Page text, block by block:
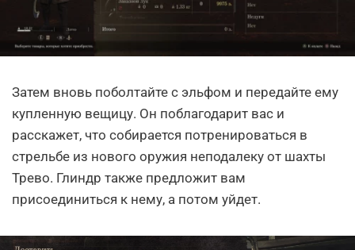
Затем вновь поболтайте с эльфом и передайте ему
купленную вещицу. Он поблагодарит вас и
расскажет, что собирается потренироваться в
стрельбе из нового оружия неподалеку от шахты
Трево. Глиндр также предложит вам
присоединиться к нему, а потом уйдет.